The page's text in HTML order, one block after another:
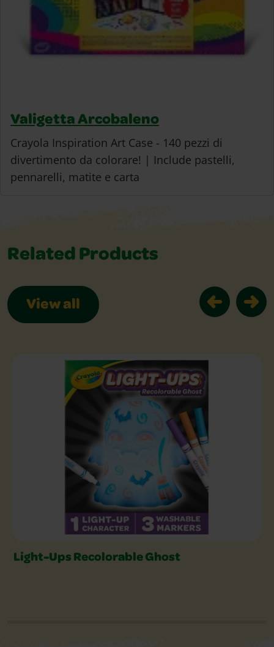
Valigetta Arcobaleno
Crayola Inspiration Art Case - 140 pezzi di
divertimento da colorare! | Include pastelli,
pennarelli, matite e carta
Related Products
View all
Related Product Slider
Light-Ups Recolorable Ghost